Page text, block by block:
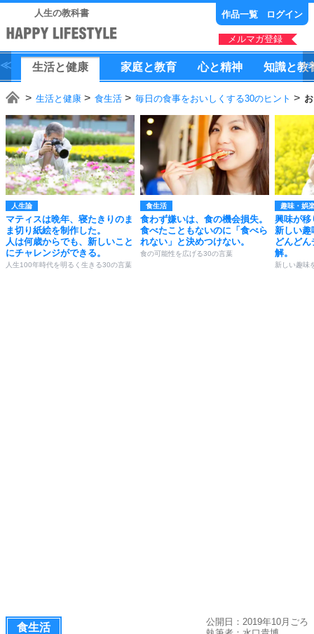
人生の教科書 作品一覧 ログイン
メルマガ登録
生活と健康 家庭と教育 心と精神 知識と教
生活と健康 食生活 毎日の食事をおいしくする30のヒント
人生論
マティスは晩年、寝たきりのま
ま切り紙絵を制作した。
人は何歳からでも、新しいこと
にチャレンジができる。
人生100年時代を明るく生きる30の言葉
食生活
食わず嫌いは、食の機会損失。
食べたこともないのに「食べら
れない」と決めつけない。
食の可能性を広げる30の言葉
趣味・娯
興味が移
新しい趣
どんど
解。
新しい趣味
食生活
公開日：2019年10月ごろ